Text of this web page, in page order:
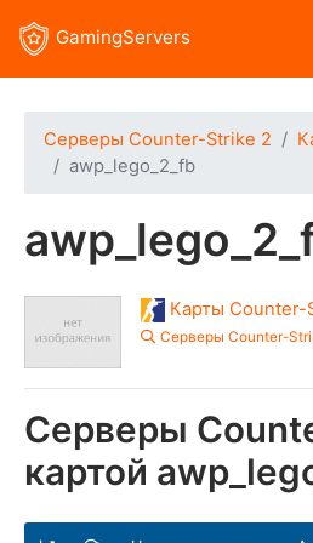
GamingServers
Серверы Counter-Strike 2
awp_lego_2_fb
Карты Counter-
Серверы Counter-
Серверы
картой